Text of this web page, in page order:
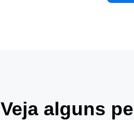
Veja alguns